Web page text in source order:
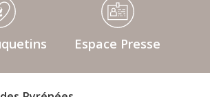
Espace Presse